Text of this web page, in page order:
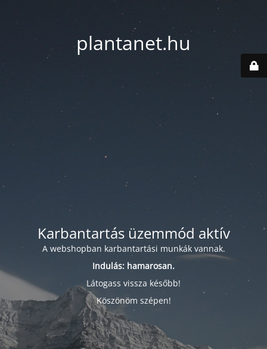
plantanet.hu
Karbantartás üzemmód aktív
A webshopban karbantartási munkák vannak.
Indulás: hamarosan.
Látogass vissza később!
Köszönöm szépen!